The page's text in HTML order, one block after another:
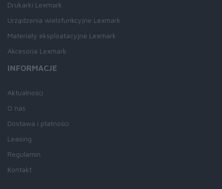
Drukarki Lexmark
Urządzenia wielofunkcyjne Lexmark
Materiały eksploatacyjne Lexmark
Akcesoria Lexmark
INFORMACJE
Aktualności
O nas
Dostawa i płatności
Leasing
Regulamin
Kontakt